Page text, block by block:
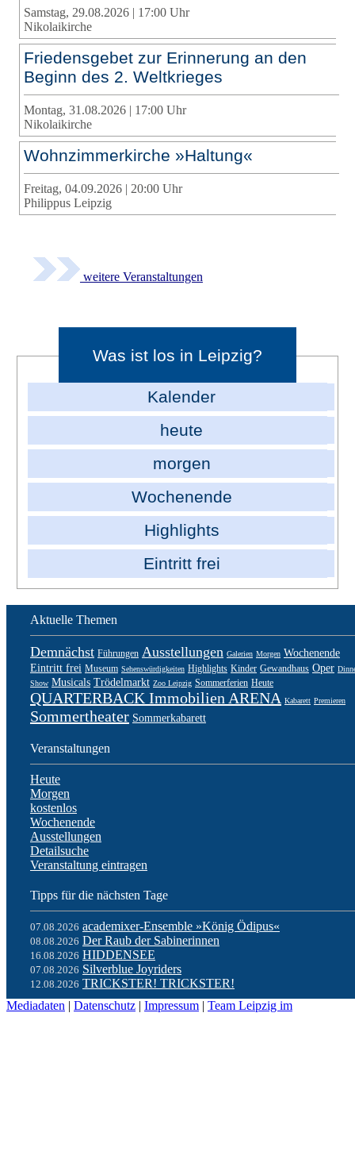
Samstag, 29.08.2026 | 17:00 Uhr
Nikolaikirche
Friedensgebet zur Erinnerung an den
Beginn des 2. Weltkrieges
Montag, 31.08.2026 | 17:00 Uhr
Nikolaikirche
Wohnzimmerkirche »Haltung«
Freitag, 04.09.2026 | 20:00 Uhr
Philippus Leipzig
weitere Veranstaltungen
Was ist los in Leipzig?
Kalender
heute
morgen
Wochenende
Highlights
Eintritt frei
Aktuelle Themen
Demnächst Führungen Ausstellungen Galerien Morgen Wochenende
Eintritt frei Museum Sehenswürdigkeiten Highlights Kinder Gewandhaus Oper
Show Musicals Trödelmarkt Zoo Leipzig Sommerferien Heute
QUARTERBACK Immobilien ARENA Kabarett Premieren
Sommertheater Sommerkabarett
Veranstaltungen
Heute
Morgen
kostenlos
Wochenende
Ausstellungen
Detailsuche
Veranstaltung eintragen
Tipps für die nächsten Tage
07.08.2026 academixer-Ensemble »König Ödipus«
08.08.2026 Der Raub der Sabinerinnen
16.08.2026 HIDDENSEE
07.08.2026 Silverblue Joyriders
12.08.2026 TRICKSTER! TRICKSTER!
Mediadaten | Datenschutz | Impressum | Team Leipzig im